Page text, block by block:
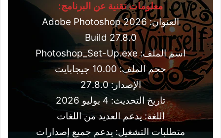
معلومات تقنية عن البرنامج:
العنوان: Adobe Photoshop 2026
Build 27.8.0
اسم الملف: Photoshop_Set-Up.exe
حجم الملف: 10.00 جيجابايت
الإصدار: 27.8.0
تاريخ التحديث: 4 يوليو 2026
اللغة: يدعم العديد من اللغات
متطلبات التشغيل: يدعم جميع إصدارات